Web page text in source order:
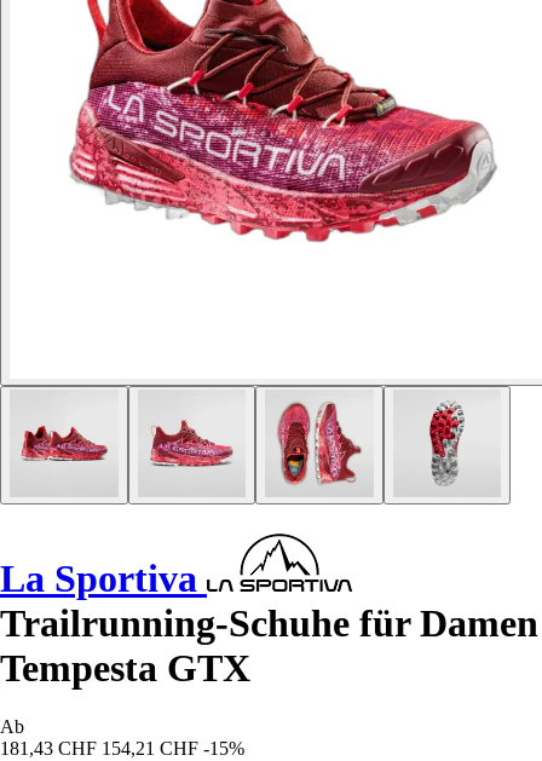
La Sportiva
Trailrunning-Schuhe für Damen
Tempesta GTX
Ab
181,43 CHF 154,21 CHF -15%